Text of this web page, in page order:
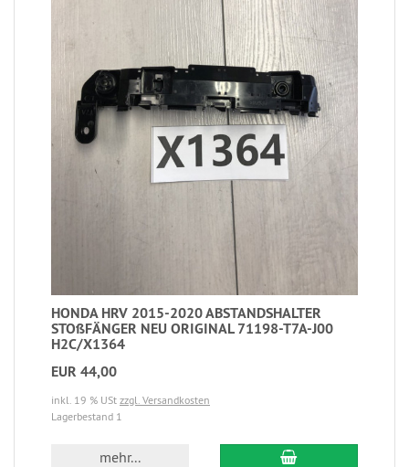
HONDA HRV 2015-2020 ABSTANDSHALTER
STOßFÄNGER NEU ORIGINAL 71198-T7A-J00
H2C/X1364
EUR 44,00
inkl. 19 % USt zzgl. Versandkosten
Lagerbestand 1
mehr...